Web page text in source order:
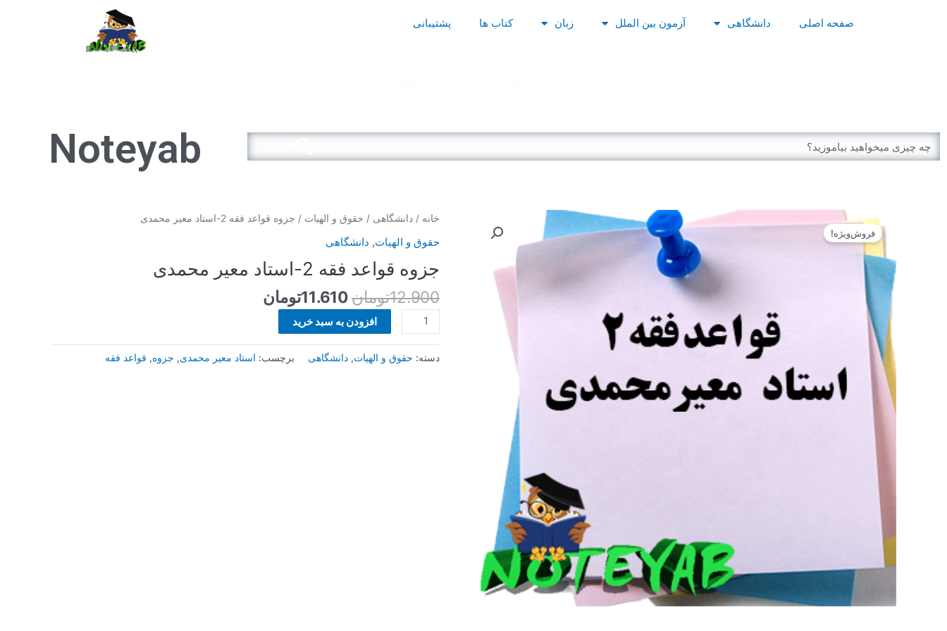
صفحه اصلی دانشگاهی آزمون بین الملل زبان کتاب ها پشتیبانی
Search
Search
Noteyab
فروش‌ویژه!
خانه / دانشگاهی / حقوق و الهیات / جزوه قواعد فقه 2-استاد معیر محمدی
حقوق و الهیات, دانشگاهی
جزوه قواعد فقه 2-استاد معیر محمدی
12.900تومان
قیمت
اصلی
بود.
11.610تومان
قیمت
است.
جزوه
فقه
2-
معیر
محمدی
عدد
افزودن به سبد خرید
دسته: حقوق و الهیات, دانشگاهی برچسب: استاد معیر محمدی, جزوه, قواعد فقه